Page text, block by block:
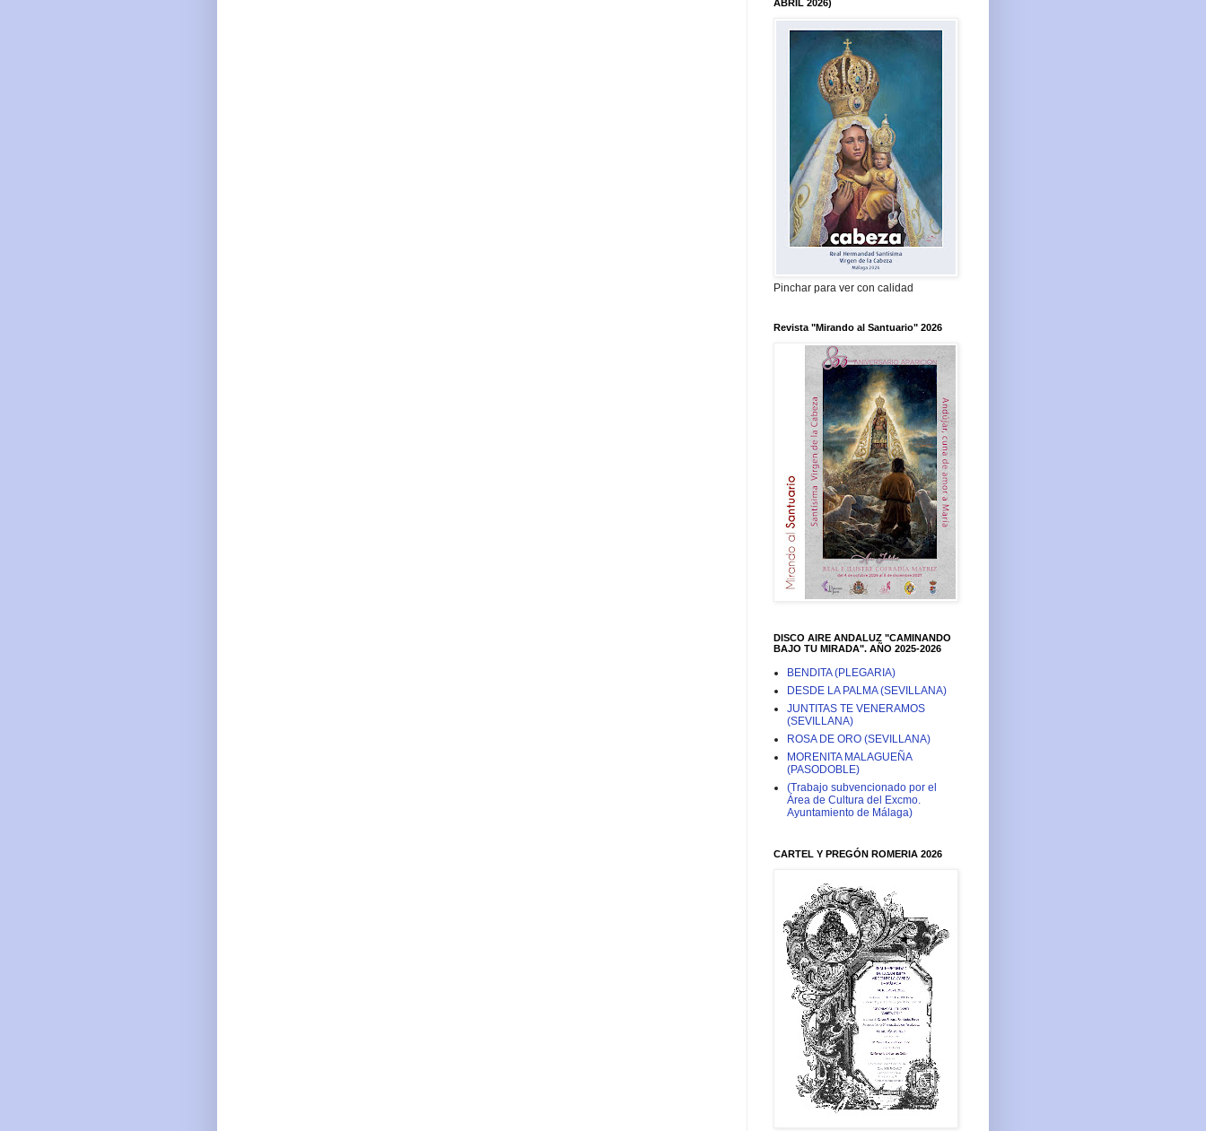
ABRIL 2026)
Pinchar para ver con calidad
Revista "Mirando al Santuario" 2026
DISCO AIRE ANDALUZ "CAMINANDO
BAJO TU MIRADA". AÑO 2025-2026
BENDITA (PLEGARIA)
DESDE LA PALMA (SEVILLANA)
JUNTITAS TE VENERAMOS
(SEVILLANA)
ROSA DE ORO (SEVILLANA)
MORENITA MALAGUEÑA
(PASODOBLE)
(Trabajo subvencionado por el
Área de Cultura del Excmo.
Ayuntamiento de Málaga)
CARTEL Y PREGÓN ROMERIA 2026